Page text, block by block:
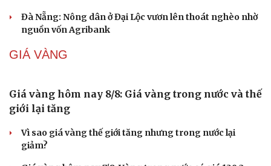
Văn hóa
Sân khấu - Điện ảnh
Văn học
Âm nhạc
Giải trí
Những giấc mơ bay cất cánh từ Vietjet
từng bước nhảy
chương Lao động Hạng 3
Bán lẻ bước vào mùa cao điểm phục vụ nhu cầu dinh
Đà Nẵng: Nông dân ở Đại Lộc vươn lên thoát nghèo nhờ